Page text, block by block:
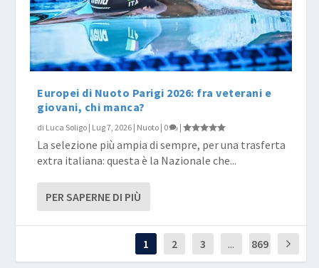
Europei di Nuoto Parigi 2026: fra veterani e
giovani, chi manca?
di Luca Soligo | Lug 7, 2026 | Nuoto | 0 |
La selezione più ampia di sempre, per una trasferta
extra italiana: questa è la Nazionale che...
PER SAPERNE DI PIÙ
1 2 3 ... 869